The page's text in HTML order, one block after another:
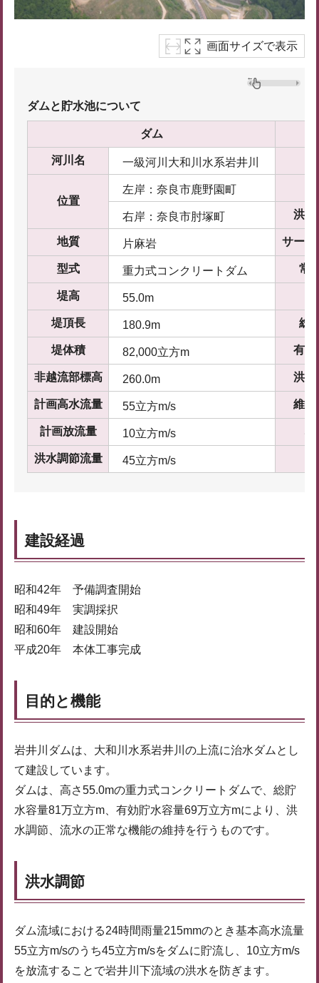
画面サイズで表示
ダムと貯水池について
ダム
河川名 一級河川大和川水系岩井川
位置
左岸：奈良市鹿野園町
右岸：奈良市肘塚町 洪水
地質 片麻岩 サーチ
型式 重力式コンクリートダム 常
堤高 55.0m
堤頂長 180.9m 総
堤体積 82,000立方m 有効
非越流部標高 260.0m 洪水
計画高水流量 55立方m/s 維持
計画放流量 10立方m/s
洪水調節流量 45立方m/s
建設経過
昭和42年 予備調査開始
昭和49年 実調採択
昭和60年 建設開始
平成20年 本体工事完成
目的と機能
岩井川ダムは、大和川水系岩井川の上流に治水ダムとし
て建設しています。
ダムは、高さ55.0mの重力式コンクリートダムで、総貯
水容量81万立方m、有効貯水容量69万立方mにより、洪
水調節、流水の正常な機能の維持を行うものです。
洪水調節
ダム流域における24時間雨量215mmのとき基本高水流量
55立方m/sのうち45立方m/sをダムに貯流し、10立方m/s
を放流することで岩井川下流域の洪水を防ぎます。